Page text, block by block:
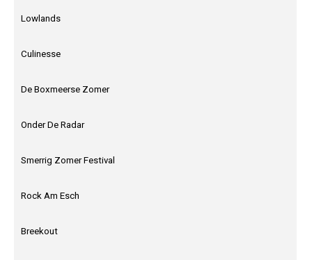
Lowlands
Culinesse
De Boxmeerse Zomer
Onder De Radar
Smerrig Zomer Festival
Rock Am Esch
Breekout